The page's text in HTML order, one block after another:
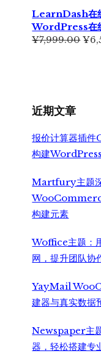
为：
LearnDash在
WordPress在
¥7,999.00原
¥
近期文章
报价计算器插
构建
Martfury主题深
构建元素
Woffice主题：
网，提升团队协
YayMail
建器与真实数据
Newspaper主
器，轻松搭建专